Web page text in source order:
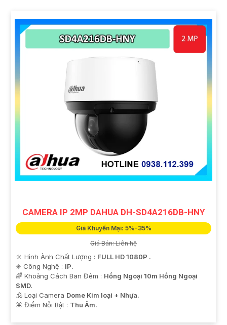
CAMERA IP 2MP DAHUA DH-SD4A216DB-HNY
Giá Khuyến Mại: 5%-35%
Giá Bán: Liên hệ
🔆 Hình Ành Chất Lượng : FULL HD 1080P .
✳️ Công Nghệ : IP.
🌈 Khoảng Cách Ban Đêm : Hồng Ngoại 10m Hồng Ngoại
SMD.
🕉️ Loại Camera Dome Kim loại + Nhựa.
️⌘ Điểm Nỗi Bật : Thu Âm.